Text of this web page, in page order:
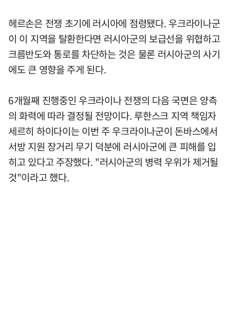
헤르손은 전쟁 초기에 러시아에 점령됐다. 우크라이나군
이 이 지역을 탈환한다면 러시아군의 보급선을 위협하고
크름반도와 통로를 차단하는 것은 물론 러시아군의 사기
에도 큰 영향을 주게 된다.
6개월째 진행중인 우크라이나 전쟁의 다음 국면은 양측
의 화력에 따라 결정될 전망이다. 루한스크 지역 책임자
세르히 하이다이는 이번 주 우크라이나군이 돈바스에서
서방 지원 장거리 무기 덕분에 러시아군에 큰 피해를 입
히고 있다고 주장했다. "러시아군의 병력 우위가 제거될
것"이라고 했다.